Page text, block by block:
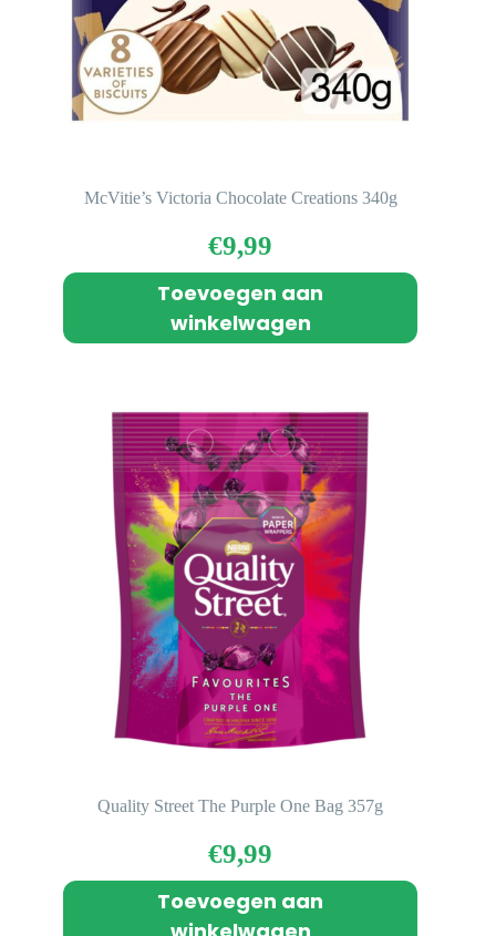
McVitie’s Victoria Chocolate Creations 340g
€9,99
Toevoegen aan
winkelwagen
Quality Street The Purple One Bag 357g
€9,99
Toevoegen aan